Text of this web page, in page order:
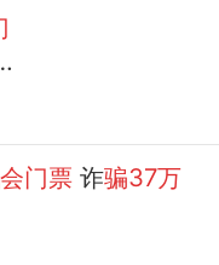
门票 诈骗37万